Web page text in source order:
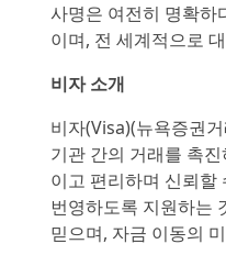
사명은 여전히 명확하
이며, 전 세계적으로
비자 소개
비자(Visa)(뉴욕증권
기관 간의 거래를 촉
이고 편리하며 신뢰할
번영하도록 지원하는
믿으며, 자금 이동의